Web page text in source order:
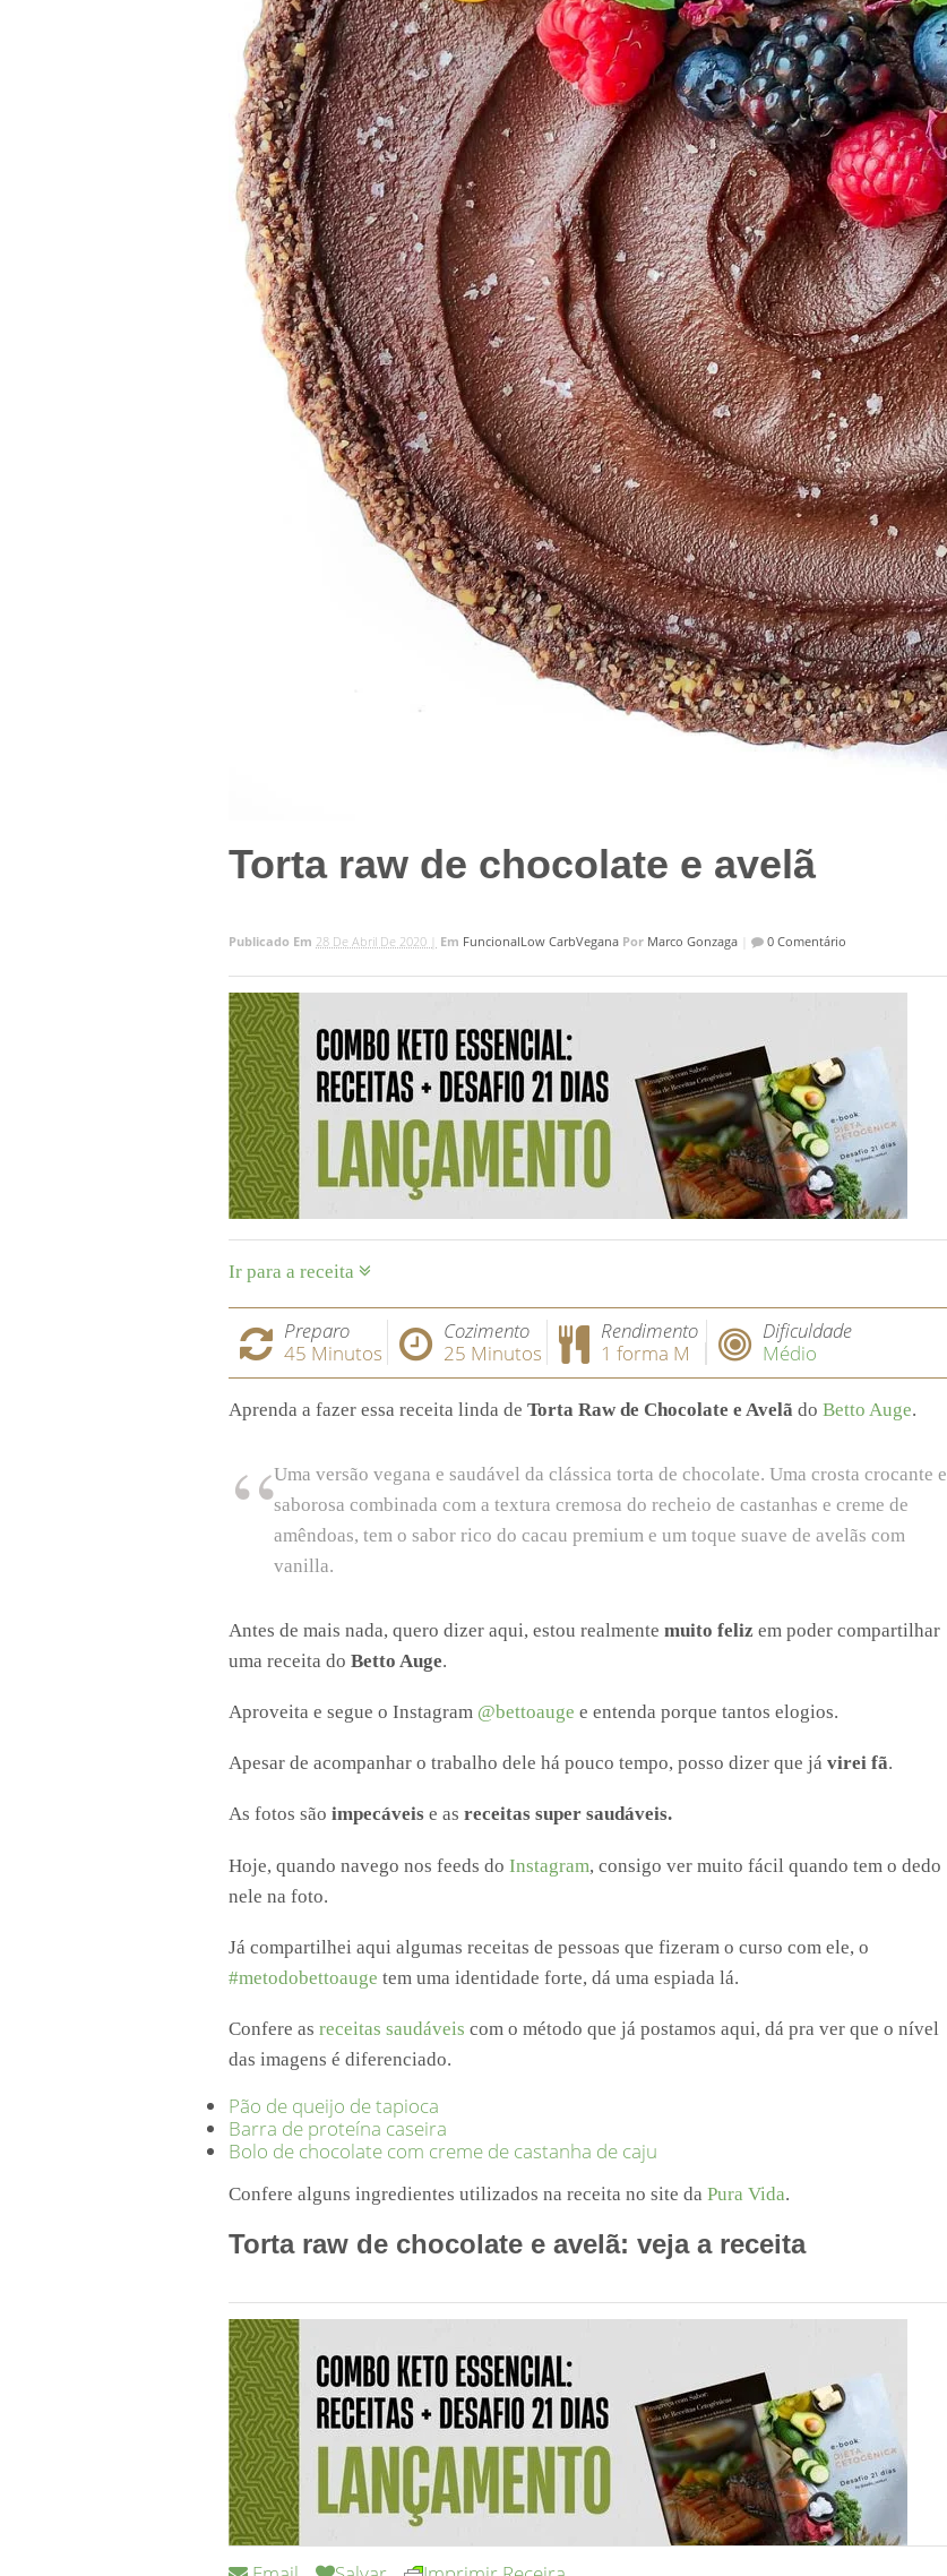
Torta raw de chocolate e avelã
Publicado Em 28 De Abril De 2020 | Em FuncionalLow CarbVegana Por Marco Gonzaga 0 Comentário
Ir para a receita
Preparo
45 Minutos
Cozimento
25 Minutos
Rendimento
1 forma M
Dificuldade
Médio
Aprenda a fazer essa receita linda de Torta Raw de Chocolate e Avelã do Betto Auge.
Uma versão vegana e saudável da clássica torta de chocolate. Uma crosta crocante e
saborosa combinada com a textura cremosa do recheio de castanhas e creme de
amêndoas, tem o sabor rico do cacau premium e um toque suave de avelãs com
vanilla.
Antes de mais nada, quero dizer aqui, estou realmente muito feliz em poder compartilhar
uma receita do Betto Auge.
Aproveita e segue o Instagram @bettoauge e entenda porque tantos elogios.
Apesar de acompanhar o trabalho dele há pouco tempo, posso dizer que já virei fã.
As fotos são impecáveis e as receitas super saudáveis.
Hoje, quando navego nos feeds do Instagram, consigo ver muito fácil quando tem o dedo
nele na foto.
Já compartilhei aqui algumas receitas de pessoas que fizeram o curso com ele, o
#metodobettoauge tem uma identidade forte, dá uma espiada lá.
Confere as receitas saudáveis com o método que já postamos aqui, dá pra ver que o nível
das imagens é diferenciado.
Pão de queijo de tapioca
Barra de proteína caseira
Bolo de chocolate com creme de castanha de caju
Confere alguns ingredientes utilizados na receita no site da Pura Vida.
Torta raw de chocolate e avelã: veja a receita